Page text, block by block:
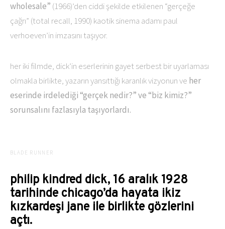
wholesale” (1966)’den ciddi şekilde etkilenen “gerçeğe
çağrı” (total recall, 1990) kaotik sinema adamı paul
verhoeven’in imzasını taşıyor.
her iki filmde, dick’in eserlerinin gayet serbest bir uyarlaması
olmakla birlikte, yazarın yansıttığı karanlık vizyonun ve her
eserinde irdelediği “gerçek nedir?” ve “biz kimiz?”
sorunsalını fazlasıyla taşıyorlardı.
BLADE RUNNER
philip kindred dick, 16 aralık 1928
tarihinde chicago’da hayata ikiz
kızkardeşi jane ile birlikte gözlerini
açtı.